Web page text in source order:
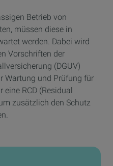
Betrieb von
müssen diese in
werden. Dabei wird
Vorschriften der
(DGUV)
Wartung und Prüfung für
eine RCD (Residual
zusätzlich den Schutz